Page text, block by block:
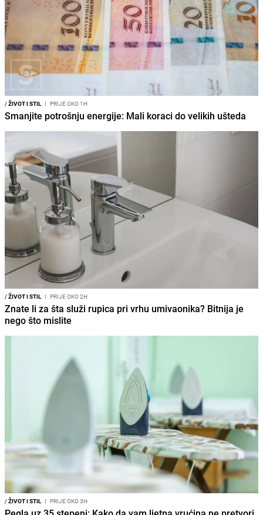
/ŽIVOT I STIL I PRIJE OKO 1H
Smanjite potrošnju energije: Mali koraci do velikih ušteda
/ŽIVOT I STIL I PRIJE OKO 2H
Znate li za šta služi rupica pri vrhu umivaonika? Bitnija je
nego što mislite
/ŽIVOT I STIL I PRIJE OKO 3H